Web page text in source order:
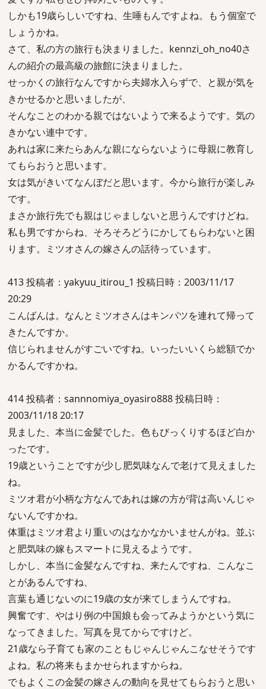
しかも19歳らしいですね、生唾もんですよね。もう個室で
しょうかね。
さて、私の方の旅行も決まりました。kennzi_oh_no40さ
んの紹介の最高級の旅館に決まりました。
せっかくの旅行なんですから夫婦水入らずで、と親が気を
きかせるかと思いましたが、
そんなことのわかる親ではないようで来るようです。気の
きかない連中です。
あれは家に来たらあんな親にならないように母親に教育し
てもらおうと思います。
女は気がきいてなんぼだと思います。今から旅行が楽しみ
です。
まさか旅行先でも親はじゃましないと思うんですけどね。
私も男ですからね、そろそろどうにかしてもらわないと困
ります。ミツオさんの嫁さんの話待っています。
413 投稿者：yakyuu_itirou_1 投稿日時：2003/11/17
20:29
こんばんは。なんとミツオさんはキンパツを連れて帰って
きたんですか。
信じられませんがすごいですね。いったいいくら総額でか
かるんですかね。
414 投稿者：sannnomiya_oyasiro888 投稿日時：
2003/11/18 20:17
見ました、本当に金髪でした。色もびっくりするほど白か
ったです。
19歳ということですが少し肥気味なんで老けて見えました
ね。
ミツオ君が小柄な方なんであれは嫁の方が背は高いんじゃ
ないんですかね。
体重はミツオ君より重いのはなかなかいませんがね。並ぶ
と肥気味の嫁もスマートに見えるようです。
しかし、本当に金髪なんですね、来たんですね、こんなこ
とがあるんですね、
言葉も通じないのに19歳の女が来てしまうんですね。
興奮です、やはり例の中国娘も会ってみようかという気に
なってきました。写真を見てからですけど。
21歳なら子育ても家のこともじゃんじゃんこなせそうです
よね。私の将来もまかせられますからね。
でもよくこの金髪の嫁さんの動向を見せてもらおうと思い